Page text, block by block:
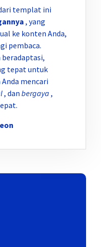
templat ini
, yang
ke konten Anda,
pembaca.
tepat untuk
mencari
, dan bergaya ,